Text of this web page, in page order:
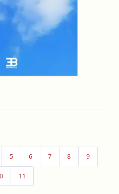
5 6 7 8 9
11